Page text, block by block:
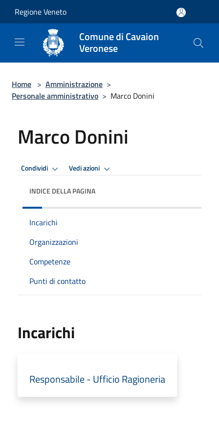
Regione Veneto
Comune di Cavaion
Veronese
Home > Amministrazione >
Personale amministrativo > Marco Donini
Marco Donini
Condividi Vedi azioni
INDICE DELLA PAGINA
Incarichi
Organizzazioni
Competenze
Punti di contatto
Incarichi
Responsabile - Ufficio Ragioneria